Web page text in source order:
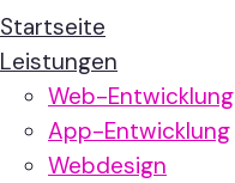
Startseite
Leistungen
Web-Entwicklung
App-Entwicklung
Webdesign